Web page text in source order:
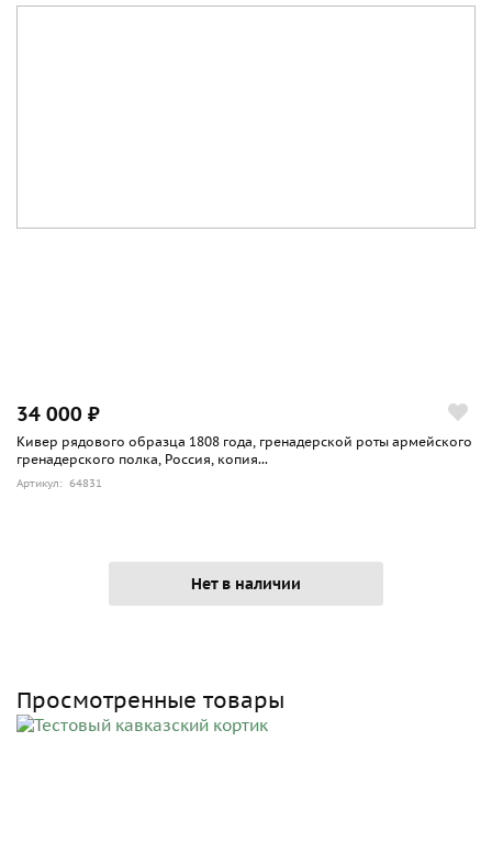
34 000 ₽
Кивер рядового образца 1808 года, гренадерской роты армейского
гренадерского полка, Россия, копия...
Артикул: 64831
Нет в наличии
Просмотренные товары